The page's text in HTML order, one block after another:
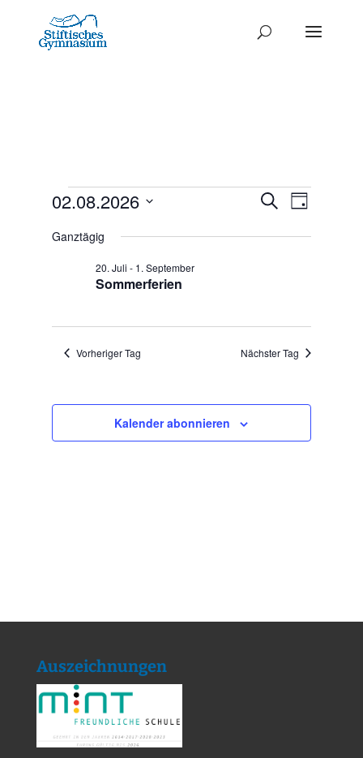
Termine
für
August
2026
Termine
Such-
SucheTag
02.08.2026
wählen.
Ganztägig
Sommerferien
20. Juli - 1. September
Vorheriger Tag Nächster Tag
Kalender abonnieren
Auszeichnungen